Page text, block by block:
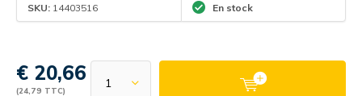
SKU: 14403516 En stock
€ 20,66
(24,79 TTC)